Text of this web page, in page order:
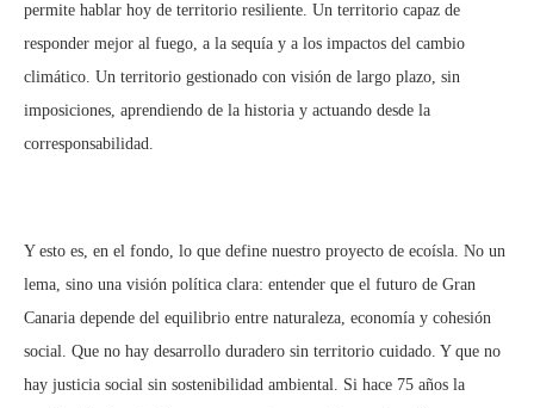
permite hablar hoy de territorio resiliente. Un territorio capaz de
responder mejor al fuego, a la sequía y a los impactos del cambio
climático. Un territorio gestionado con visión de largo plazo, sin
imposiciones, aprendiendo de la historia y actuando desde la
corresponsabilidad.
Y esto es, en el fondo, lo que define nuestro proyecto de ecoísla. No un
lema, sino una visión política clara: entender que el futuro de Gran
Canaria depende del equilibrio entre naturaleza, economía y cohesión
social. Que no hay desarrollo duradero sin territorio cuidado. Y que no
hay justicia social sin sostenibilidad ambiental. Si hace 75 años la